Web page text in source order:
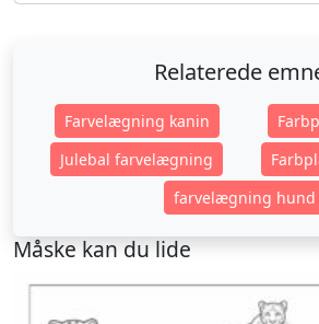
Relaterede
Farvelægning kanin
Julebal farvelægning
farvelægning hund
Måske kan du lide